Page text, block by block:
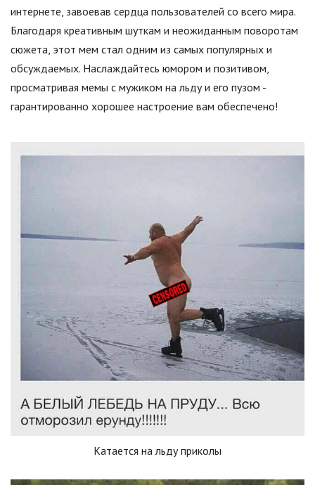
интернете, завоевав сердца пользователей со всего мира.
Благодаря креативным шуткам и неожиданным поворотам
сюжета, этот мем стал одним из самых популярных и
обсуждаемых. Наслаждайтесь юмором и позитивом,
просматривая мемы с мужиком на льду и его пузом -
гарантированно хорошее настроение вам обеспечено!
Катается на льду приколы